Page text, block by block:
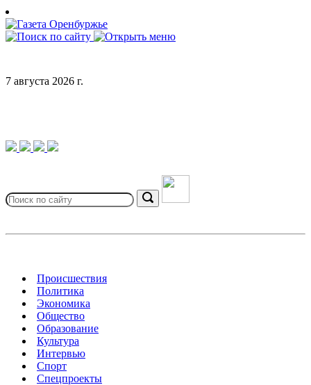
Skip
to
content
7 августа 2026 г.
for:
Search
Происшествия
Политика
Экономика
Общество
Образование
Культура
Интервью
Спорт
Спецпроекты